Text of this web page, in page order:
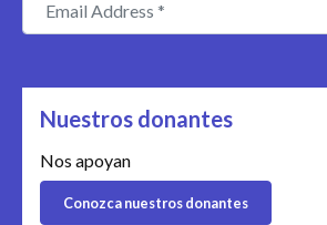
Nuestros donantes
Nos apoyan
Conozca nuestros donantes